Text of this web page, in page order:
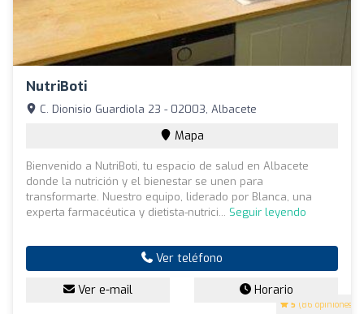
NutriBoti
5 (86 opiniones)
C. Dionisio Guardiola 23 - 02003, Albacete
Mapa
Bienvenido a NutriBoti, tu espacio de salud en Albacete
donde la nutrición y el bienestar se unen para
transformarte. Nuestro equipo, liderado por Blanca, una
experta farmacéutica y dietista-nutrici... Seguir leyendo
Ver teléfono
Ver e-mail Horario